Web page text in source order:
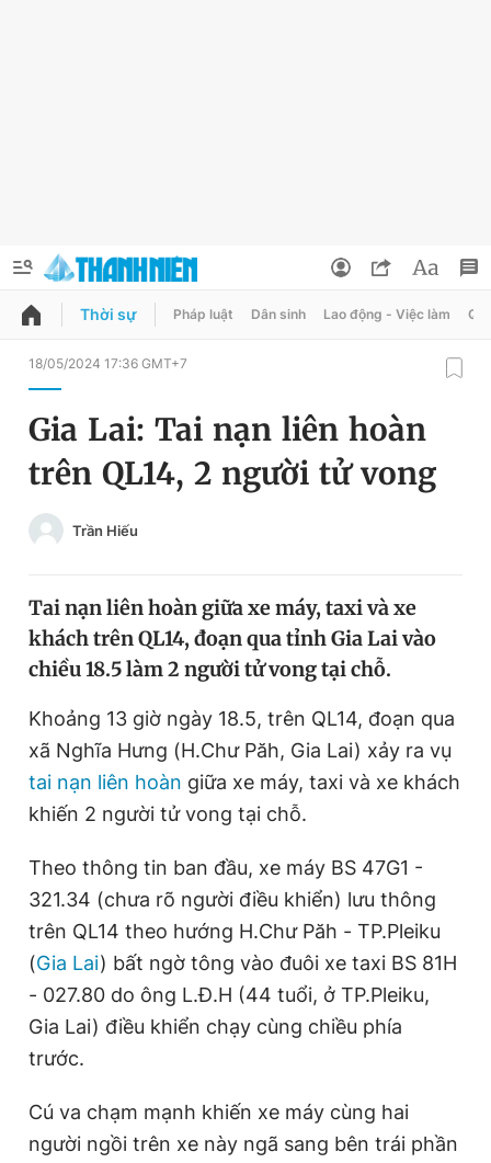
QUẢNG CÁO
Chuyên mục
Chuyên mục khác
Tin thị trường Tin 360
Sản phẩm khác
Tiện ích Bạn cần biết
Thông tin tòa soạn Liên hệ quảng cáo
Đọc Thanh Niên trên điện thoại
Đổi mật khẩu
Tin đã lưu
Tin đã xem
Đăng xuất
Thời sự Pháp luật Dân sinh Lao động - Việc làm
18/05/2024 17:36 GMT+7
Gia Lai: Tai nạn liên hoàn
trên QL14, 2 người tử vong
Trần Hiếu
Tai nạn liên hoàn giữa xe máy, taxi và xe
khách trên QL14, đoạn qua tỉnh Gia Lai vào
chiều 18.5 làm 2 người tử vong tại chỗ.
Khoảng 13 giờ ngày 18.5, trên QL14, đoạn qua
xã Nghĩa Hưng (H.Chư Păh, Gia Lai) xảy ra vụ
tai nạn liên hoàn giữa xe máy, taxi và xe khách
khiến 2 người tử vong tại chỗ.
Theo thông tin ban đầu, xe máy BS 47G1 -
321.34 (chưa rõ người điều khiển) lưu thông
trên QL14 theo hướng H.Chư Păh - TP.Pleiku
(Gia Lai) bất ngờ tông vào đuôi xe taxi BS 81H
- 027.80 do ông L.Đ.H (44 tuổi, ở TP.Pleiku,
Gia Lai) điều khiển chạy cùng chiều phía
trước.
Cú va chạm mạnh khiến xe máy cùng hai
người ngồi trên xe này ngã sang bên trái phần